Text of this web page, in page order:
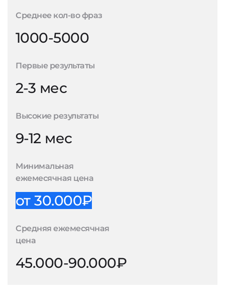
Среднее кол-во фраз
1000-5000
Первые результаты
2-3 мес
Высокие результаты
9-12 мес
Минимальная
ежемесячная цена
от 30.000₽
Средняя ежемесячная
цена
45.000-90.000₽